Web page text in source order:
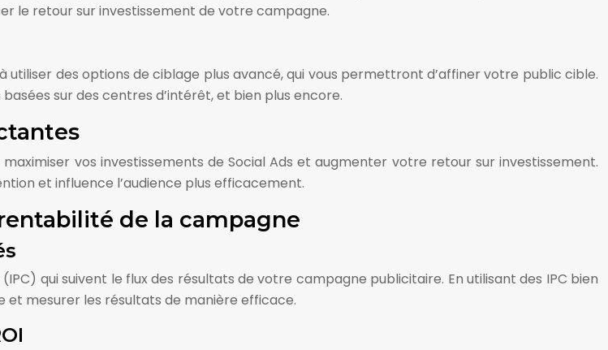
le retour sur investissement de votre campagne.
des options de ciblage plus avancé, qui vous permettront d’affiner votre public cible.
sur des centres d’intérêt, et bien plus encore.
vos investissements de Social Ads et augmenter votre retour sur investissement.
et influence l’audience plus efficacement.
de la campagne
qui suivent le flux des résultats de votre campagne publicitaire. En utilisant des IPC bien
mesurer les résultats de manière efficace.